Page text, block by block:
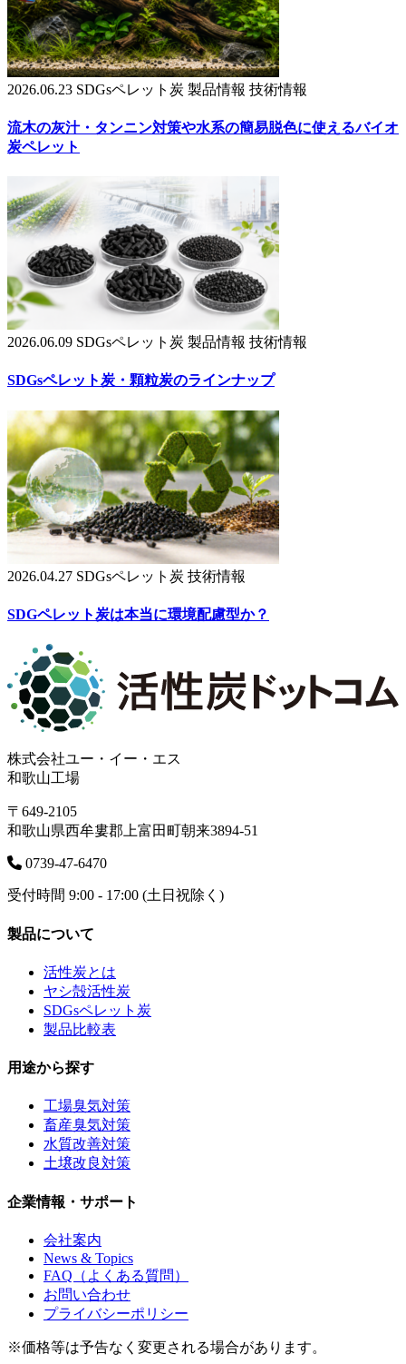
2026.06.23 SDGsペレット炭 製品情報 技術情報
流木の灰汁・タンニン対策や水系の簡易脱色に使えるバイオ
炭ペレット
2026.06.09 SDGsペレット炭 製品情報 技術情報
SDGsペレット炭・顆粒炭のラインナップ
2026.04.27 SDGsペレット炭 技術情報
SDGペレット炭は本当に環境配慮型か？
株式会社ユー・イー・エス
和歌山工場
〒649-2105
和歌山県西牟婁郡上富田町朝来3894-51
0739-47-6470
受付時間 9:00 - 17:00 (土日祝除く)
製品について
活性炭とは
ヤシ殻活性炭
SDGsペレット炭
製品比較表
用途から探す
工場臭気対策
畜産臭気対策
水質改善対策
土壌改良対策
企業情報・サポート
会社案内
News & Topics
FAQ（よくある質問）
お問い合わせ
プライバシーポリシー
※価格等は予告なく変更される場合があります。